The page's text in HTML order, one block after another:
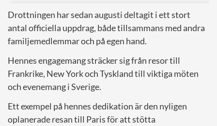
Drottningen har sedan augusti deltagit i ett stort
antal officiella uppdrag, både tillsammans med andra
familjemedlemmar och på egen hand.
Hennes engagemang sträcker sig från resor till
Frankrike, New York och Tyskland till viktiga möten
och evenemang i Sverige.
Ett exempel på hennes dedikation är den nyligen
oplanerade resan till Paris för att stötta